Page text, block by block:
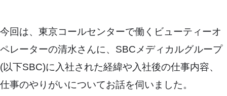
今回は、東京コールセンターで働くビューティーオ
ペレーターの清水さんに、SBCメディカルグループ
(以下SBC)に入社された経緯や入社後の仕事内容、
仕事のやりがいについてお話を伺いました。